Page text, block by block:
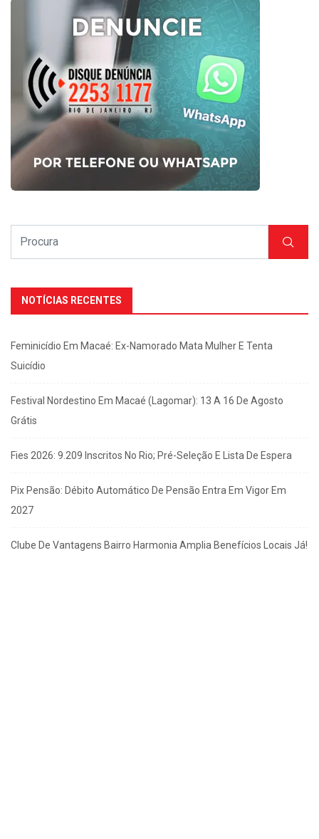
NOTÍCIAS RECENTES
Feminicídio Em Macaé: Ex-Namorado Mata Mulher E Tenta
Suicídio
Festival Nordestino Em Macaé (Lagomar): 13 A 16 De Agosto
Grátis
Fies 2026: 9.209 Inscritos No Rio; Pré-Seleção E Lista De Espera
Pix Pensão: Débito Automático De Pensão Entra Em Vigor Em
2027
Clube De Vantagens Bairro Harmonia Amplia Benefícios Locais Já!